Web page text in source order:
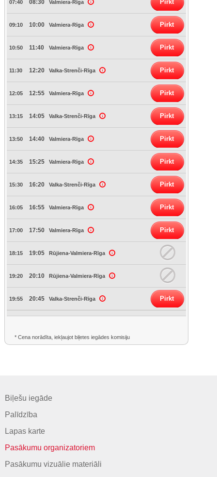
07:40 08:30 Valmiera-Rīga Pirkt
09:10 10:00 Valmiera-Rīga Pirkt
10:50 11:40 Valmiera-Rīga Pirkt
11:30 12:20 Valka-Strenči-Rīga Pirkt
12:05 12:55 Valmiera-Rīga Pirkt
13:15 14:05 Valka-Strenči-Rīga Pirkt
13:50 14:40 Valmiera-Rīga Pirkt
14:35 15:25 Valmiera-Rīga Pirkt
15:30 16:20 Valka-Strenči-Rīga Pirkt
16:05 16:55 Valmiera-Rīga Pirkt
17:00 17:50 Valmiera-Rīga Pirkt
18:15 19:05 Rūjiena-Valmiera-Rīga
19:20 20:10 Rūjiena-Valmiera-Rīga
19:55 20:45 Valka-Strenči-Rīga Pirkt
* Cena norādīta, iekļaujot biļetes iegādes komisiju
Biļešu iegāde
Palīdzība
Lapas karte
Pasākumu organizatoriem
Pasākumu vizuālie materiāli